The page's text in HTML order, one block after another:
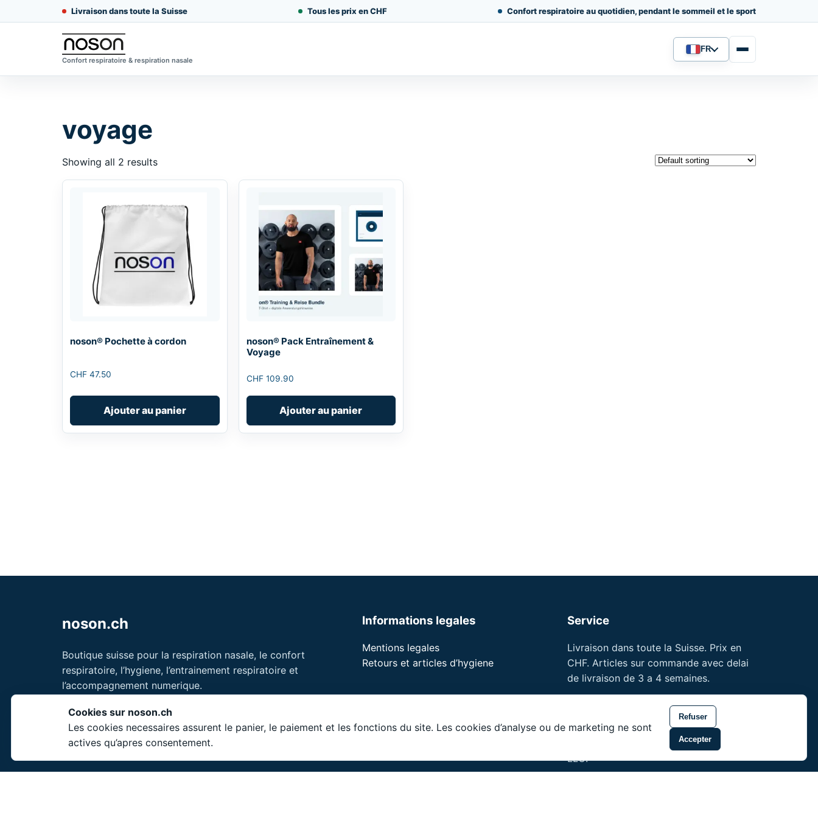
Livraison dans toute la Suisse Tous les prix en CHF Confort respiratoire au quotidien, pendant le sommeil et le sport
Confort respiratoire & respiration nasale Langue
FR
voyage
Showing all 2 results
noson® Pochette à cordon
CHF 47.50
Ajouter au panier
noson® Pack Entraînement &
Voyage
CHF109.90
Ajouter au panier
noson.ch
Boutique suisse pour la respiration nasale, le confort
respiratoire, l’hygiene, l’entrainement respiratoire et
l’accompagnement numerique.
Unity Shield LLC
30 N Gould St Ste N
Sheridan, WY 82801
Informations legales
Mentions legales
Retours et articles d’hygiene
Service
Livraison dans toute la Suisse. Prix en
CHF. Articles sur commande avec delai
de livraison de 3 a 4 semaines.
References professionnelles
Formations pour professionnels
noson® est une marque de Unity Shield
LLC.
Cookies sur noson.ch
Les cookies necessaires assurent le panier, le paiement et les fonctions du site. Les cookies d’analyse ou de marketing ne sont
actives qu’apres consentement.
Refuser
Accepter